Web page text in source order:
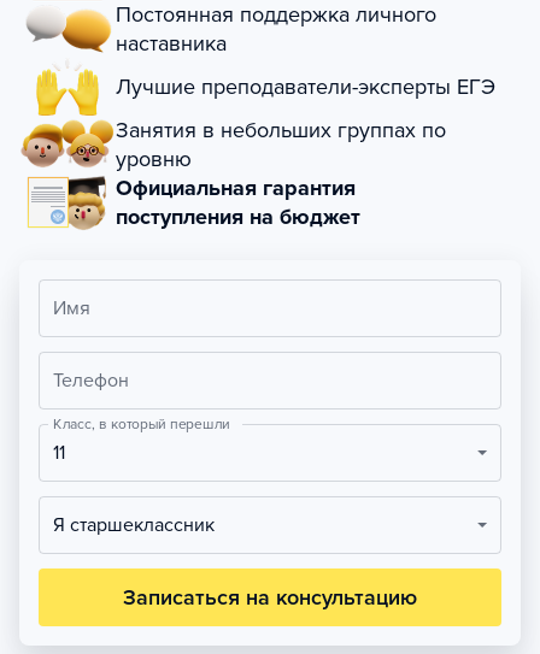
Постоянная поддержка личного
наставника
Лучшие преподаватели-эксперты ЕГЭ
Занятия в небольших группах по
уровню
Официальная гарантия
поступления на бюджет
Имя
Телефон
Класс, в который перешли
11
Я старшеклассник
Записаться на консультацию